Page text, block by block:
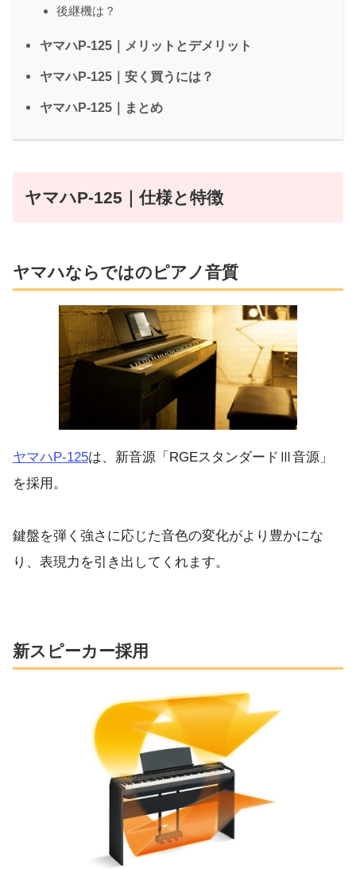
後継機は？
ヤマハP-125｜メリットとデメリット
ヤマハP-125｜安く買うには？
ヤマハP-125｜まとめ
ヤマハP-125｜仕様と特徴
ヤマハならではのピアノ音質
ヤマハP-125は、新音源「RGEスタンダードⅢ音源」
を採用。
鍵盤を弾く強さに応じた音色の変化がより豊かにな
り、表現力を引き出してくれます。
新スピーカー採用